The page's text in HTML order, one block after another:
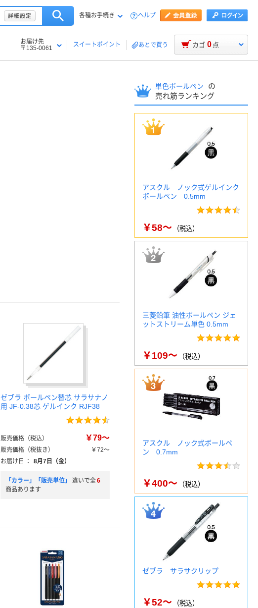
詳細設定 各種お手続き ヘルプ
お届け先
〒135-0061
スイートポイント あとで買う カゴ 0 点
ゼブラ ボールペン替芯 サラサナノ
用 JF-0.38芯 ゲルインク RJF38
販売価格（税込） ￥79～
販売価格（税抜き）
￥72～
お届け日
： 8月7日（金）
「カラー」「販売単位」 違いで全6
商品あります
単色ボールペン
の
売れ筋ランキング
アスクル ノック式ゲルインク
ボールペン 0.5mm
￥58～ （税込）
三菱鉛筆 油性ボールペン ジェ
ットストリーム単色 0.5mm
￥109～ （税込）
アスクル ノック式ボールペ
ン 0.7mm
￥400～ （税込）
ゼブラ サラサクリップ
￥52～ （税込）